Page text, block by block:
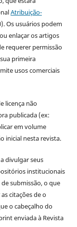
Atribuição-
Os usuários podem
enlaçar os artigos
requerer permissão
primeira
usos comerciais
licença não
publicada (ex:
em volume
inicial nesta revista.
divulgar seus
institucionais
submissão, o que
citações de o
o cabeçalho do
enviada à Revista